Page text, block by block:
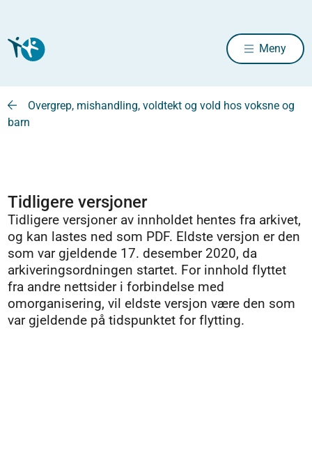
Meny
Overgrep, mishandling, voldtekt og vold hos voksne og
barn
Tidligere versjoner
Tidligere versjoner av innholdet hentes fra arkivet,
og kan lastes ned som PDF. Eldste versjon er den
som var gjeldende 17. desember 2020, da
arkiveringsordningen startet. For innhold flyttet
fra andre nettsider i forbindelse med
omorganisering, vil eldste versjon være den som
var gjeldende på tidspunktet for flytting.